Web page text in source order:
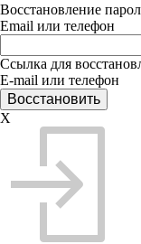
Восстановление
Email или телефон
Ссылка для
E-mail или телефон
X